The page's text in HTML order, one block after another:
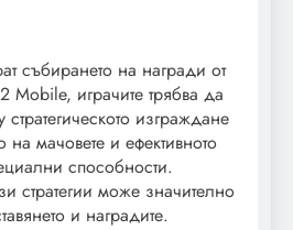
събирането на награди от
Mobile, играчите трябва да
стратегическото изграждане
на мачовете и ефективното
способности.
стратегии може значително
и наградите.